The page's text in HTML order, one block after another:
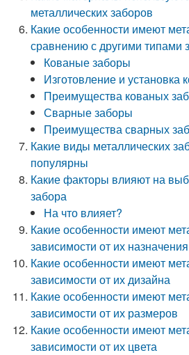
металлических заборов
Какие особенности имеют
сравнению с другими типами
Кованые заборы
Изготовление и установка
Преимущества кованых
Сварные заборы
Преимущества сварных
Какие виды металлических
популярны
Какие факторы влияют на
забора
На что влияет?
Какие особенности имеют
зависимости от их назначения
Какие особенности имеют
зависимости от их дизайна
Какие особенности имеют
зависимости от их размеров
Какие особенности имеют
зависимости от их цвета